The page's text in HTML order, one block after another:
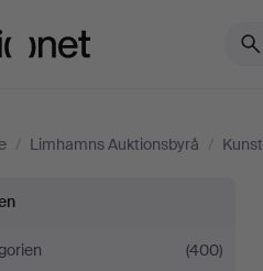
/ Limhamns Auktionsbyrå / Kunst
(400)